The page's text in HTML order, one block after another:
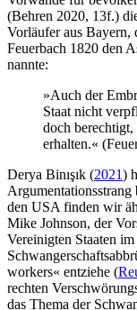
(Behren 2020, 13f.)
Vorläufer aus Bayern,
Feuerbach 1820 den
nannte:
»Auch der
Staat nicht
doch
erhalten.«
Derya Binışık (2021)
den USA finden wir
Mike Johnson, der
Vereinigten Staaten
workers« entziehe (
rechten
das Thema der